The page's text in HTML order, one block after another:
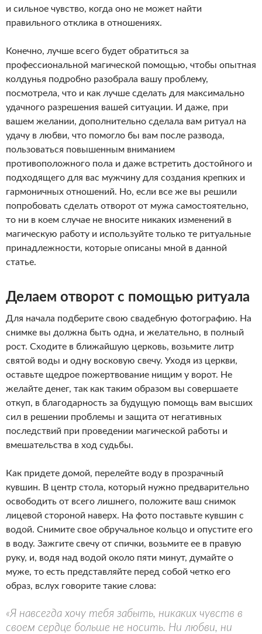
и сильное чувство, когда оно не может найти
правильного отклика в отношениях.
Конечно, лучше всего будет обратиться за
профессиональной магической помощью, чтобы опытная
колдунья подробно разобрала вашу проблему,
посмотрела, что и как лучше сделать для максимально
удачного разрешения вашей ситуации. И даже, при
вашем желании, дополнительно сделала вам ритуал на
удачу в любви, что помогло бы вам после развода,
пользоваться повышенным вниманием
противоположного пола и даже встретить достойного и
подходящего для вас мужчину для создания крепких и
гармоничных отношений. Но, если все же вы решили
попробовать сделать отворот от мужа самостоятельно,
то ни в коем случае не вносите никаких изменений в
магическую работу и используйте только те ритуальные
принадлежности, которые описаны мной в данной
статье.
Делаем отворот с помощью ритуала
Для начала подберите свою свадебную фотографию. На
снимке вы должна быть одна, и желательно, в полный
рост. Сходите в ближайшую церковь, возьмите литр
святой воды и одну восковую свечу. Уходя из церкви,
оставьте щедрое пожертвование нищим у ворот. Не
желайте денег, так как таким образом вы совершаете
откуп, в благодарность за будущую помощь вам высших
сил в решении проблемы и защита от негативных
последствий при проведении магической работы и
вмешательства в ход судьбы.
Как придете домой, перелейте воду в прозрачный
кувшин. В центр стола, который нужно предварительно
освободить от всего лишнего, положите ваш снимок
лицевой стороной наверх. На фото поставьте кувшин с
водой. Снимите свое обручальное кольцо и опустите его
в воду. Зажгите свечу от спички, возьмите ее в правую
руку, и, водя над водой около пяти минут, думайте о
муже, то есть представляйте перед собой четко его
образ, вслух говорите такие слова:
«Я навсегда хочу тебя забыть, никаких чувств в
своем сердце больше не носить. Ни любви, ни